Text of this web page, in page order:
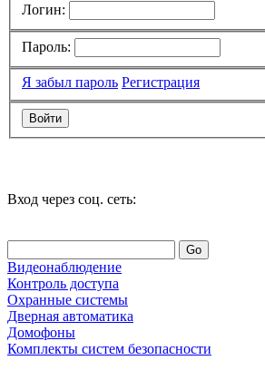
Логин:
Пароль:
Я забыл пароль Регистрация
Вход через соц. сеть:
Go
Видеонаблюдение
Контроль доступа
Охранные системы
Дверная автоматика
Домофоны
Комплекты систем безопасности